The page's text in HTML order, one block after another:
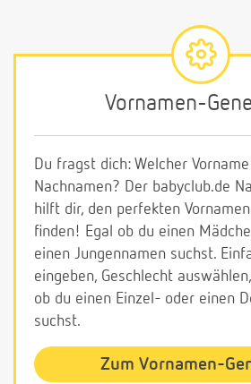
Vornamen-
Du fragst dich: Welcher
Nachnamen? Der babyclub.de
hilft dir, den perfekten
finden! Egal ob du einen
einen Jungennamen suchst.
eingeben, Geschlecht
ob du einen Einzel- oder einen
suchst.
Zum Vornamen-